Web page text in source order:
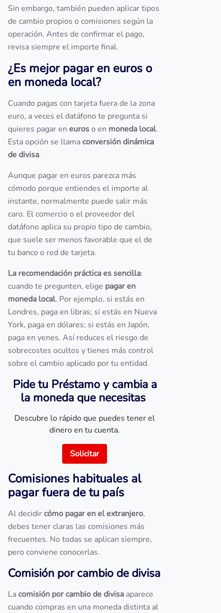
Sin embargo, también pueden aplicar tipos
de cambio propios o comisiones según la
operación. Antes de confirmar el pago,
revisa siempre el importe final.
¿Es mejor pagar en euros o
en moneda local?
Cuando pagas con tarjeta fuera de la zona
euro, a veces el datáfono te pregunta si
quieres pagar en euroso en moneda local.
Esta opción se llamaconversión dinámica
de divisa.
Aunque pagar en euros parezca más
cómodo porque entiendes el importe al
instante, normalmente puede salir más
caro. El comercio o el proveedor del
datáfono aplica su propio tipo de cambio,
que suele ser menos favorable que el de
tu banco o red de tarjeta.
La recomendación práctica es sencilla:
cuando te pregunten, elige pagar en
moneda local. Por ejemplo, si estás en
Londres, paga en libras; si estás en Nueva
York, paga en dólares; si estás en Japón,
paga en yenes. Así reduces el riesgo de
sobrecostes ocultos y tienes más control
sobre el cambio aplicado por tu entidad.
Pide tu Préstamo y cambia a
la moneda que necesitas
Descubre lo rápido que puedes tener el
dinero en tu cuenta.
Solicitar
Comisiones habituales al
pagar fuera de tu país
Al decidircómo pagar en el extranjero,
debes tener claras las comisiones más
frecuentes. No todas se aplican siempre,
pero conviene conocerlas.
Comisión por cambio de divisa
Lacomisión por cambio de divisa aparece
cuando compras en una moneda distinta al